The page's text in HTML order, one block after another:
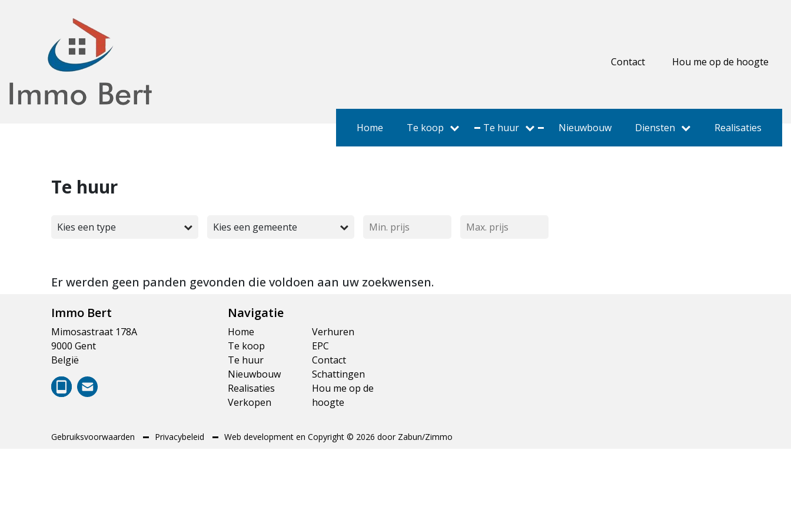
Contact Hou me op de hoogte
Home Te koop Te huur Nieuwbouw Diensten Realisaties
Te huur
Kies een type Kies een gemeente
Er werden geen panden gevonden die voldoen aan uw zoekwensen.
Immo Bert
Mimosastraat 178A
9000 Gent
België
Navigatie
Home
Te koop
Te huur
Nieuwbouw
Realisaties
Verkopen
Verhuren
EPC
Contact
Schattingen
Hou me op de
hoogte
Gebruiksvoorwaarden Privacybeleid Web development en Copyright © 2026 door Zabun/Zimmo